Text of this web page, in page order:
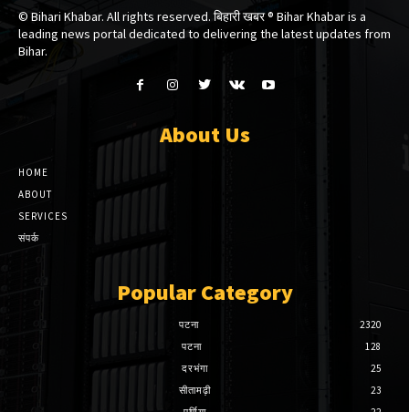
© Bihari Khabar. All rights reserved. बिहारी खबर ®​ Bihar Khabar is a
leading news portal dedicated to delivering the latest updates from
Bihar.
About Us
HOME
ABOUT
SERVICES
संपर्क
Popular Category
पटना
2320
पटना
128
दरभंगा
25
सीतामढ़ी
23